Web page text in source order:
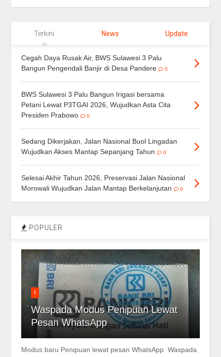
Terkini News Update
Cegah Daya Rusak Air, BWS Sulawesi 3 Palu
Bangun Pengendali Banjir di Desa Pandere
0
BWS Sulawesi 3 Palu Bangun Irigasi bersama
Petani Lewat P3TGAI 2026, Wujudkan Asta Cita
Presiden Prabowo
0
Sedang Dikerjakan, Jalan Nasional Buol Lingadan
Wujudkan Akses Mantap Sepanjang Tahun
0
Selesai Akhir Tahun 2026, Preservasi Jalan Nasional
Morowali Wujudkan Jalan Mantap Berkelanjutan
0
POPULER
1
Waspada Modus Penipuan Lewat
Pesan WhatsApp
Modus baru Penipuan lewat pesan WhatsApp Waspada